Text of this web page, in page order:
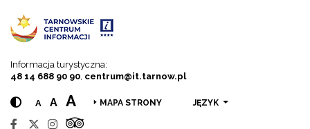
Informacja turystyczna:
48 14 688 90 90 centrum@it.tarnow.pl
A A A MAPA STRONY JĘZYK